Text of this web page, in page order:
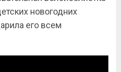
новогодних
его всем